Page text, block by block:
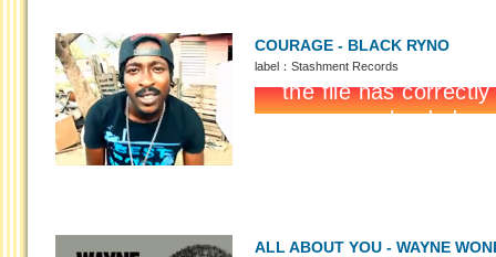
COURAGE - BLACK RYNO
label：Stashment Records
ALL ABOUT YOU - WAYNE